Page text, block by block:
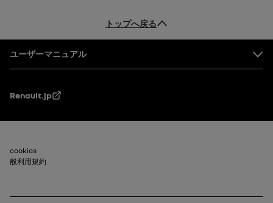
トップへ戻る
フッター
ユーザーマニュアル
Renault.jp
フッター_2
cookies
般利用規約